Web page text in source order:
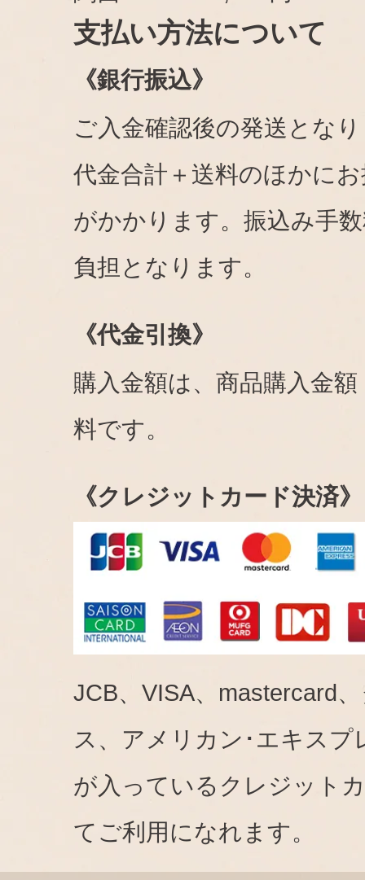
支払い方法について
《銀行振込》
ご入金確認後の発送とな
代金合計＋送料のほかに
がかかります。振込み手
負担となります。
《代金引換》
購入金額は、商品購入金
料です。
《クレジットカード決済》
JCB、VISA、mastercard
ス、アメリカン･エキスプ
が入っているクレジット
てご利用になれます。